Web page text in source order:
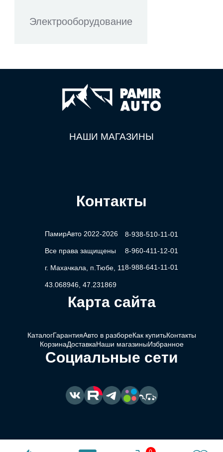
Электрооборудование
НАШИ МАГАЗИНЫ
Контакты
ПамирАвто 2022-2026
Все права защищены
г. Махачкала, п.Тюбе, 11
43.068946, 47.231869
8-938-510-11-01
8-960-411-12-01
8-988-641-11-01
Карта сайта
КаталогГарантияАвто в разбореКак купитьКонтакты
КорзинаДоставкаНаши магазиныИзбранное
Социальные сети